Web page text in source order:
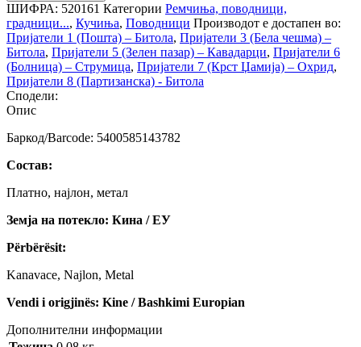
ШИФРА: 520161 Категории Ремчиња, поводници,
градници..., Кучиња, Поводници Производот е достапен во:
Пријатели 1 (Пошта) – Битола, Пријатели 3 (Бела чешма) –
Битола, Пријатели 5 (Зелен пазар) – Кавадарци, Пријатели 6
(Болница) – Струмица, Пријатели 7 (Крст Џамија) – Охрид,
Пријатели 8 (Партизанска) - Битола
Сподели:
Опис
Баркод/Barcode: 5400585143782
Состав:
Платно, најлон, метал
Земја на потекло: Кина / ЕУ
Përbërësit:
Kanavace, Najlon, Metal
Vendi i origjinës: Kine / Bashkimi Europian
Дополнителни информации